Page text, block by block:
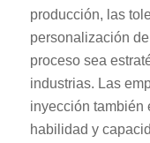
producción, las
personalización
proceso sea
industrias. Las
inyección también
habilidad y